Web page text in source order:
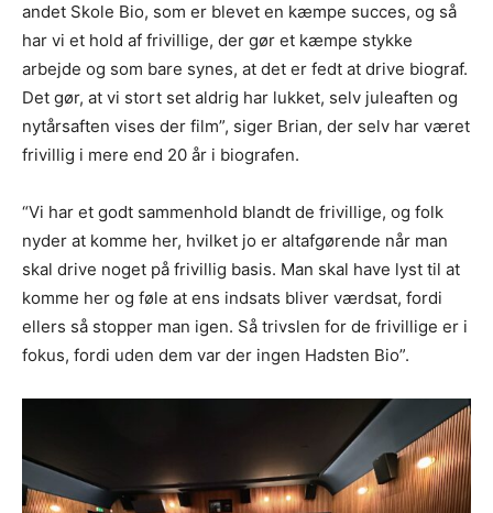
andet Skole Bio, som er blevet en kæmpe succes, og så
har vi et hold af frivillige, der gør et kæmpe stykke
arbejde og som bare synes, at det er fedt at drive biograf.
Det gør, at vi stort set aldrig har lukket, selv juleaften og
nytårsaften vises der film”, siger Brian, der selv har været
frivillig i mere end 20 år i biografen.
“Vi har et godt sammenhold blandt de frivillige, og folk
nyder at komme her, hvilket jo er altafgørende når man
skal drive noget på frivillig basis. Man skal have lyst til at
komme her og føle at ens indsats bliver værdsat, fordi
ellers så stopper man igen. Så trivslen for de frivillige er i
fokus, fordi uden dem var der ingen Hadsten Bio”.